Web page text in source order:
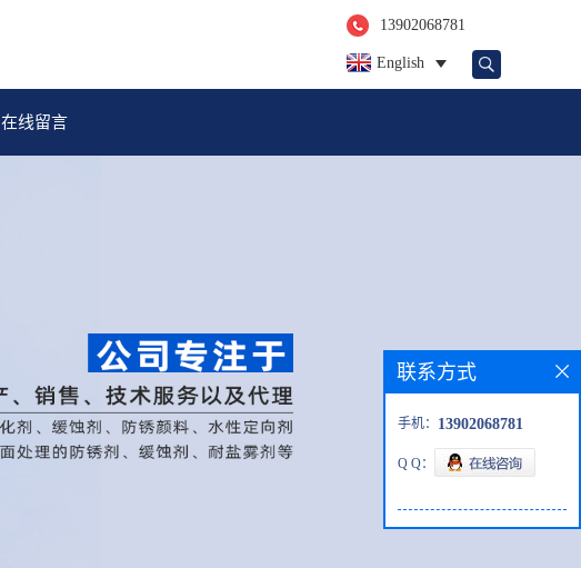
13902068781
English
在线留言
联系方式
手机： 13902068781
Q Q：